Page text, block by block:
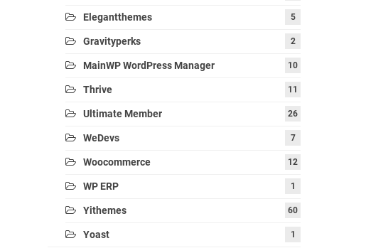
Elegantthemes 5
Gravityperks 2
MainWP WordPress Manager 10
Thrive 11
Ultimate Member 26
WeDevs 7
Woocommerce 12
WP ERP 1
Yithemes 60
Yoast 1